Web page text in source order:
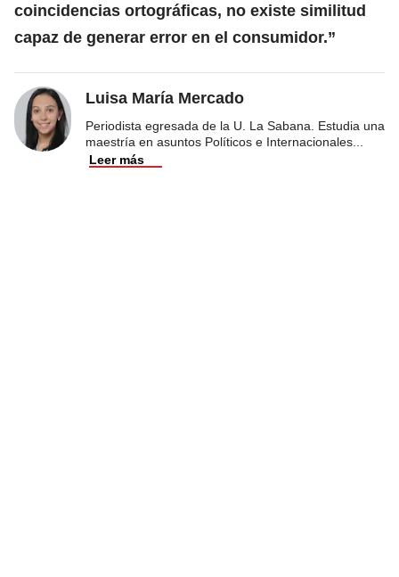
coincidencias ortográficas, no existe similitud
capaz de generar error en el consumidor.”
Luisa María Mercado
Periodista egresada de la U. La Sabana. Estudia una
maestría en asuntos Políticos e Internacionales
Leer más